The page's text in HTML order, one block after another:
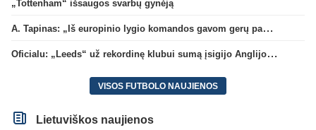
„Tottenham“ išsaugos svarbų gynėją
A. Tapinas: „Iš europinio lygio komandos gavom gerų pamokų“
Oficialu: „Leeds“ už rekordinę klubui sumą įsigijo Anglijos rinktinės vartininką
VISOS FUTBOLO NAUJIENOS
Lietuviškos naujienos